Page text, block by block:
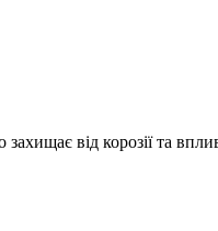
від корозії та